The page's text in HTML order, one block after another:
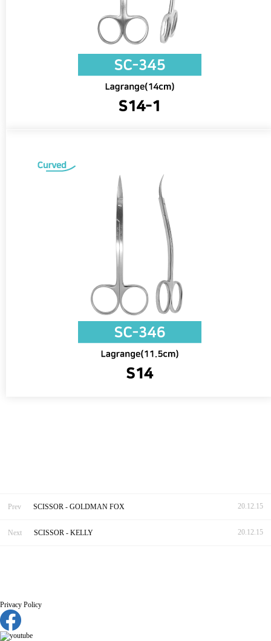
Prev SCISSOR - GOLDMAN FOX 20.12.15
Next SCISSOR - KELLY 20.12.15
Privacy Policy